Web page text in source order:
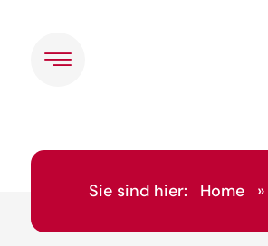
Sie sind hier: Home »